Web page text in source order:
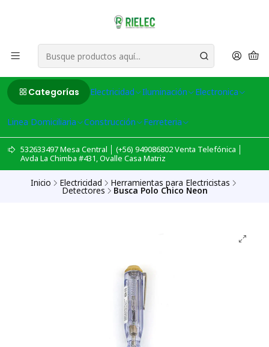
Categorías Electricidad Iluminación Electronica
Linea Domiciliaria Construcción Ferreteria
532633497 Mesa Central │ (+56) 949086802 Venta Telefónica │
Avda La Chimba #431, Ovalle Casa Matriz
Inicio Electricidad Herramientas para Electricistas
Detectores Busca Polo Chico Neon